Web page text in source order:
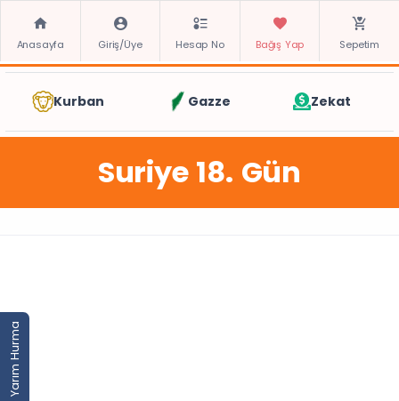
Anasayfa Giriş/Üye Hesap No Bağış Yap Sepetim
Yarım Hurma
Kurban Gazze Zekat
Suriye 18. Gün